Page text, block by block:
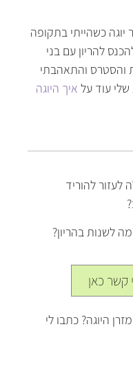
יוגה כשהייתי בתקופה
להריון עם בני
והסטרס והתאהבתי
שלי עוד על איך היוגה
לעזור להוריד
?
לשנות בהריון?
קשר כאן
היוגה? כתבו לי